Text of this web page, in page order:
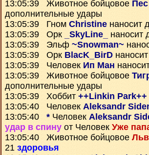
13:05:39 Животное бойцовое
дополнительные удары
13:05:39 Гном Christine наносит
13:05:39 Орк
_SkyLine_
наносит
13:05:39 Эльф ~Snowman~
13:05:39 Орк BlacK_BirD
13:05:39 Человек Ип Ман
13:05:39 Животное бойцовое
дополнительные удары
13:05:39 Хоббит ++Linkin Park++
13:05:40 Человек Aleksandr
13:05:40 * Человек Aleksandr
удар в спину от Человек Уже
13:05:40 Животное бойцовое
21 здоровья